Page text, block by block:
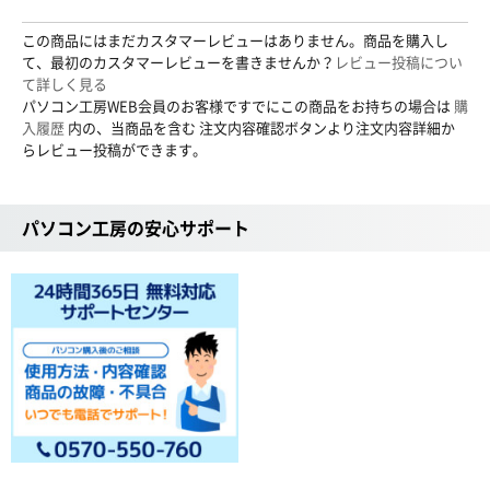
この商品にはまだカスタマーレビューはありません。商品を購入し
て、最初のカスタマーレビューを書きませんか？ レビュー投稿につい
て詳しく見る
パソコン工房WEB会員のお客様ですでにこの商品をお持ちの場合は 購
入履歴 内の、当商品を含む 注文内容確認ボタンより注文内容詳細か
らレビュー投稿ができます。
パソコン工房の安心サポート